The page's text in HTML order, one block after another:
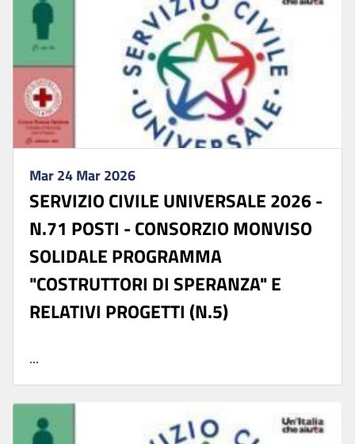
Mar 24 Mar 2026
SERVIZIO CIVILE UNIVERSALE 2026 -
N.71 POSTI - CONSORZIO MONVISO
SOLIDALE PROGRAMMA
"COSTRUTTORI DI SPERANZA" E
RELATIVI PROGETTI (N.5)
...